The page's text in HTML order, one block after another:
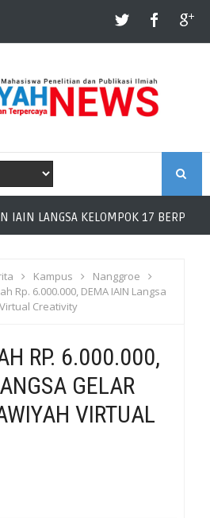
IAIN LANGSA KELOMPOK 17
Kampus
Nanggroe
Rp. 6.000.000, DEMA IAIN Langsa
Creativity
RP. 6.000.000,
GELAR
VIRTUAL